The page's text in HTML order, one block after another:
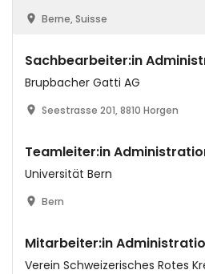
Berne, Suisse
Sachbearbeiter:in
Brupbacher Gatti AG
Seestrasse 201, 8810 Horgen
Teamleiter:in
Universität Bern
Bern
Mitarbeiter:in
Verein Schweizerisches Rotes